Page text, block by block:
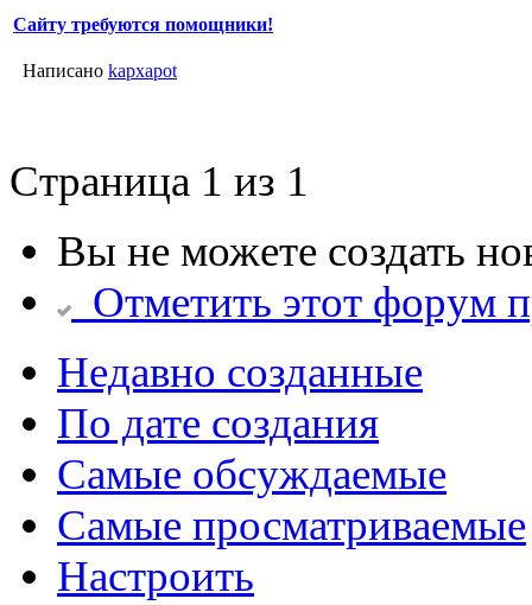
Сайту требуются помощники!
Написано kapxapot
Страница 1 из 1
Вы не можете создать
Отметить этот форум
Недавно созданные
По дате создания
Самые обсуждаемые
Самые просматриваемые
Настроить